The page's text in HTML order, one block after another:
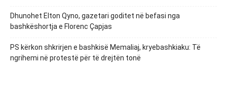
Dhunohet Elton Qyno, gazetari goditet në befasi nga
bashkëshortja e Florenc Çapjas
PS kërkon shkrirjen e bashkisë Memaliaj, kryebashkiaku: Të
ngrihemi në protestë për të drejtën tonë